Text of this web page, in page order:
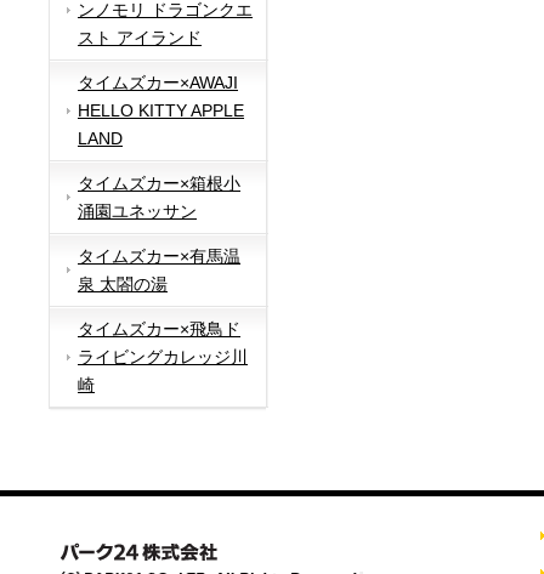
ンノモリ ドラゴンクエ
スト アイランド
タイムズカー×AWAJI
HELLO KITTY APPLE
LAND
タイムズカー×箱根小
涌園ユネッサン
タイムズカー×有馬温
泉 太閤の湯
タイムズカー×飛鳥ド
ライビングカレッジ川
崎